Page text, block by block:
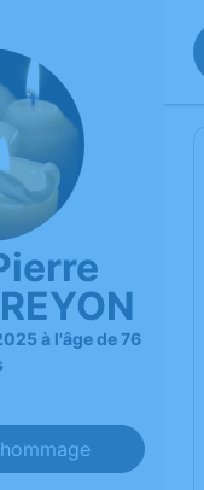
à l'âge de 76